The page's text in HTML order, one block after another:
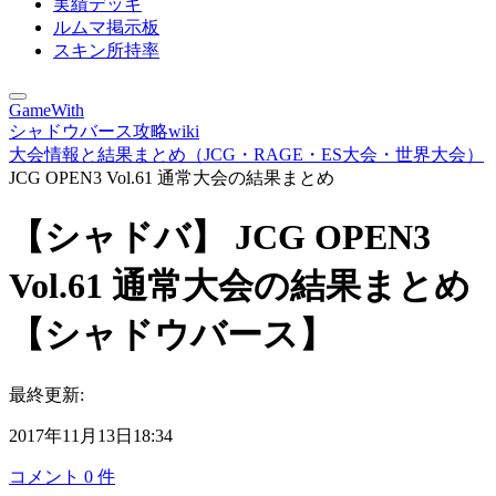
実績デッキ
ルムマ掲示板
スキン所持率
GameWith
シャドウバース攻略wiki
大会情報と結果まとめ（JCG・RAGE・ES大会・世界大会）
JCG OPEN3 Vol.61 通常大会の結果まとめ
【シャドバ】 JCG OPEN3
Vol.61 通常大会の結果まとめ
【シャドウバース】
最終更新:
2017年11月13日18:34
コメント 0 件